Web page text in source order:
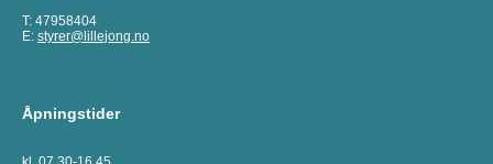
T: 47958404
E: styrer@lillejong.no
Åpningstider